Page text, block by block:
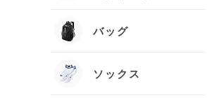
バッグ
ソックス